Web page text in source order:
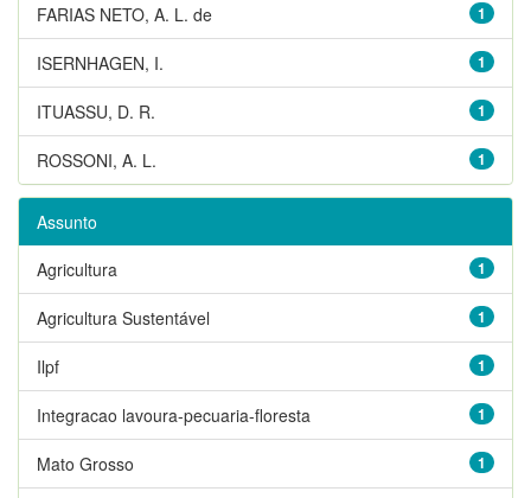
1
FARIAS NETO, A. L. de
1
ISERNHAGEN, I.
1
ITUASSU, D. R.
1
ROSSONI, A. L.
Assunto
1
Agricultura
1
Agricultura Sustentável
1
Ilpf
1
Integracao lavoura-pecuaria-floresta
1
Mato Grosso